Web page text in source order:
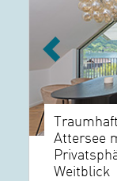
Previous
Attersee
Weitblick